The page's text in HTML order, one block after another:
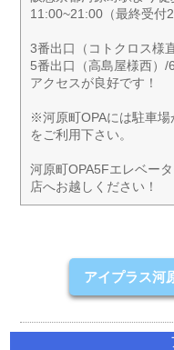
11:00~21:00（最終受付
3番出口（コトクロス様
5番出口（高島屋様西）
アクセスが良好です！
※河原町OPAには駐車
をご利用下さい。
河原町OPA5Fエレベー
店へお越しください！
アイプラス河